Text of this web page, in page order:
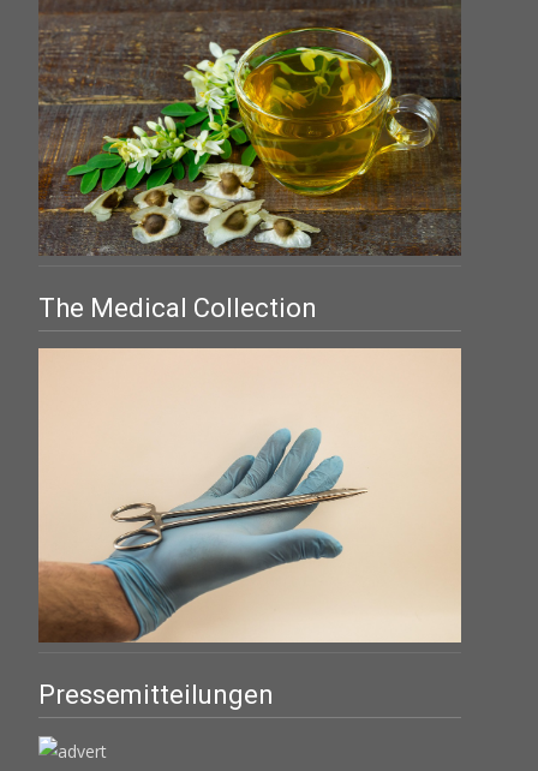
The Medical Collection
Pressemitteilungen